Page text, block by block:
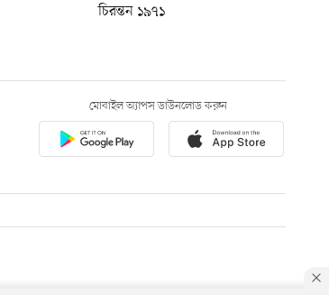
চিরন্তন ১৯৭১
মোবাইল অ্যাপস ডাউনলোড করুন